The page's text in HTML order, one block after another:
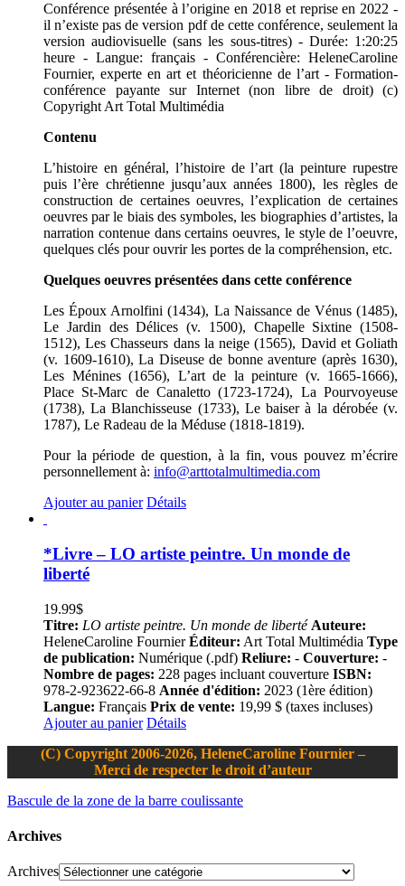
Conférence présentée à l’origine en 2018 et reprise en 2022 -
il n’existe pas de version pdf de cette conférence, seulement la
version audiovisuelle (sans les sous-titres) - Durée: 1:20:25
heure - Langue: français - Conférencière: HeleneCaroline
Fournier, experte en art et théoricienne de l’art - Formation-
conférence payante sur Internet (non libre de droit) (c)
Copyright Art Total Multimédia
Contenu
L’histoire en général, l’histoire de l’art (la peinture rupestre
puis l’ère chrétienne jusqu’aux années 1800), les règles de
construction de certaines oeuvres, l’explication de certaines
oeuvres par le biais des symboles, les biographies d’artistes, la
narration contenue dans certains oeuvres, le style de l’oeuvre,
quelques clés pour ouvrir les portes de la compréhension, etc.
Quelques oeuvres présentées dans cette conférence
Les Époux Arnolfini (1434), La Naissance de Vénus (1485),
Le Jardin des Délices (v. 1500), Chapelle Sixtine (1508-
1512), Les Chasseurs dans la neige (1565), David et Goliath
(v. 1609-1610), La Diseuse de bonne aventure (après 1630),
Les Ménines (1656), L’art de la peinture (v. 1665-1666),
Place St-Marc de Canaletto (1723-1724), La Pourvoyeuse
(1738), La Blanchisseuse (1733), Le baiser à la dérobée (v.
1787), Le Radeau de la Méduse (1818-1819).
Pour la période de question, à la fin, vous pouvez m’écrire
personnellement à: info@arttotalmultimedia.com
Ajouter au panier Détails
*Livre – LO artiste peintre. Un monde de
liberté
19.99$
Titre: LO artiste peintre. Un monde de liberté Auteure:
HeleneCaroline FournierÉditeur: Art Total Multimédia Type
de publication: Numérique (.pdf) Reliure: - Couverture: -
Nombre de pages: 228 pages incluant couverture ISBN:
978-2-923622-66-8 Année d'édition: 2023 (1ère édition)
Langue: Français Prix de vente: 19,99 $ (taxes incluses)
Ajouter au panier Détails
(C) Copyright 2006-2026, HeleneCaroline Fournier –
Merci de respecter le droit d’auteur
Bascule de la zone de la barre coulissante
Archives
Archives